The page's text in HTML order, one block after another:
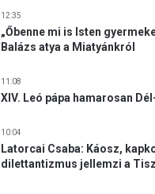
12:35
„Őbenne mi is Isten
Balázs atya a Miatyánkról
11:08
XIV. Leó pápa hamarosan
10:04
Latorcai Csaba: Káosz,
dilettantizmus jellemzi a